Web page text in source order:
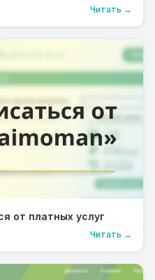
Читать →
от платных услуг
Читать →